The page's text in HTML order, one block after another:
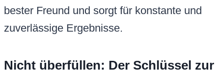
bester Freund und sorgt für konstante und
zuverlässige Ergebnisse.
Nicht überfüllen: Der Schlüssel zur